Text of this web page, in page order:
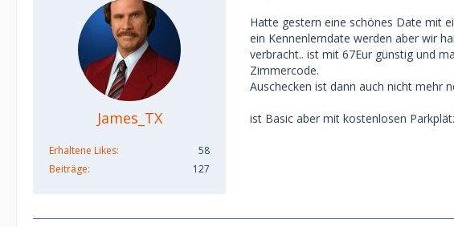
James_TX
Erhaltene Likes
58
Beiträge
127
Hatte gestern eine schönes Date mit
ein Kennenlerndate werden aber wir
verbracht.. ist mit 67Eur günstig und
Zimmercode.
Auschecken ist dann auch nicht mehr
ist Basic aber mit kostenlosen